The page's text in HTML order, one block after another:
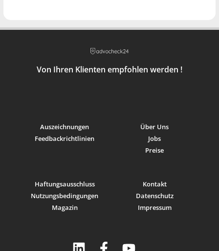
Ersatzmitglied Notariatsprüfungskommission,
Kanton Luzern
Notariatspatent, Kanton Luzern
Ausserordentlicher Amtsschreiber,
Amtsstatthalteramt Luzern
Doktorat, Universität Bern
Zuger Advokatenverein
Von Ihren Klienten empfohlen werden !
Auszeichnungen
Feedbackrichtlinien
Über Uns
Jobs
Preise
Haftungsausschluss
Nutzungsbedingungen
Magazin
Kontakt
Datenschutz
Impressum